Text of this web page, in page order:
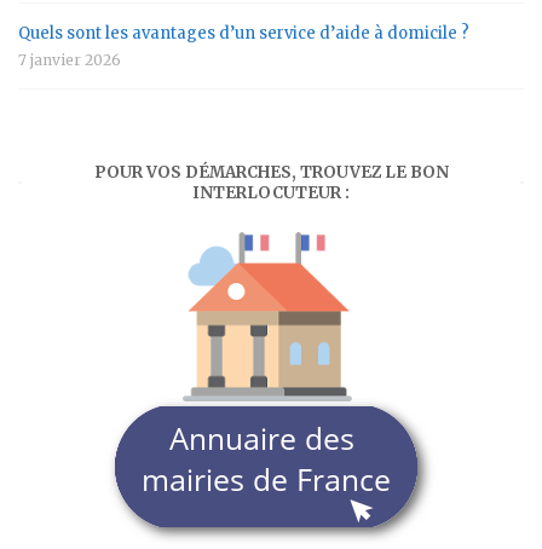
Quels sont les avantages d’un service d’aide à domicile ?
7 janvier 2026
POUR VOS DÉMARCHES, TROUVEZ LE BON
INTERLOCUTEUR :